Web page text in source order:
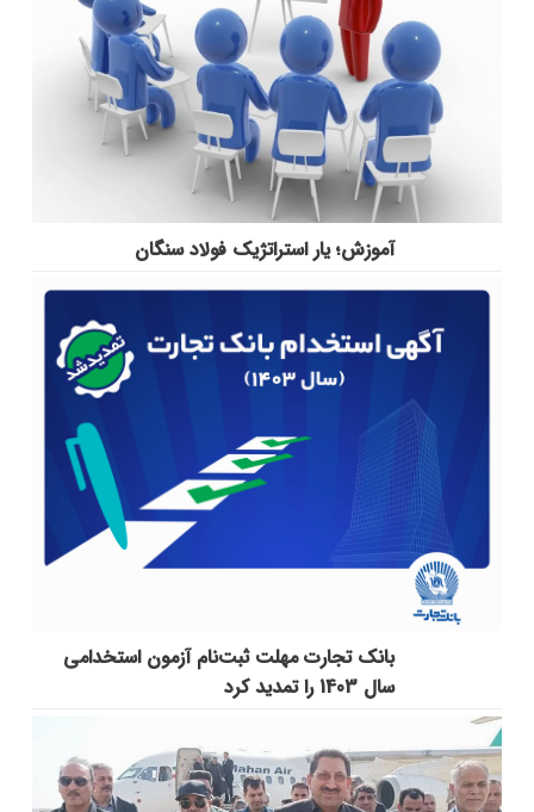
آموزش؛ یار استراتژیک فولاد سنگان
بانک تجارت مهلت ثبت‌نام آزمون استخدامی
سال 1403 را تمدید کرد